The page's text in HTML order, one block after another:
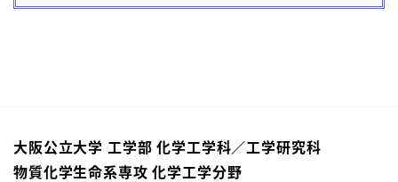
大阪公立大学 工学部 化学工学科／⼯学研究科
物質化学⽣命系専攻 化学⼯学分野